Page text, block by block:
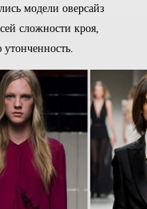
модели оверсайз
сложности кроя,